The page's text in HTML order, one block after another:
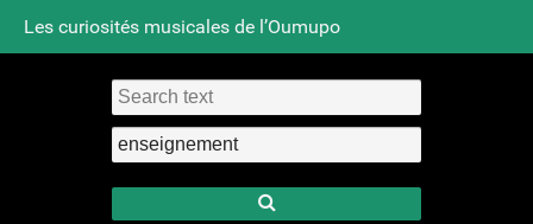
Les curiosités musicales de l’Oumupo
Daily RSS Feed Login